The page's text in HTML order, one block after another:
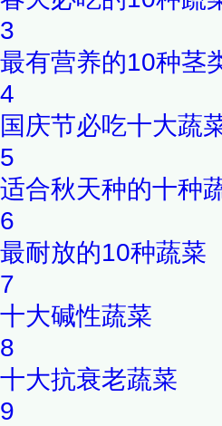
偏低者不宜多食
3
最有营养的10种茎
4
国庆节必吃十大蔬
5
适合秋天种的十种
6
最耐放的10种蔬菜
7
十大碱性蔬菜
8
十大抗衰老蔬菜
9